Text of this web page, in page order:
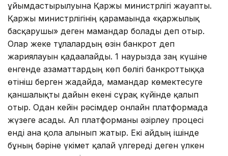
ұйымдастырылуына Қаржы министрлігі жауапты.
Қаржы министрлігінің қарамағында «қаржылық
басқарушы» деген мамандар болады деп отыр.
Олар жеке тұлғалардың өзін банкрот деп
жариялауын қадағалайды. 1 наурызда заң күшіне
енгенде азаматтардың көп бөлігі банкроттыққа
өтініш берген жағдайда, мамандар көмектесуге
қаншалықты дайын екені сұрақ күйінде қалып
отыр. Одан кейін рәсімдер онлайн платформада
жүзеге асады. Ал платформаны әзірлеу процесі
енді ғана қолға алынып жатыр. Екі айдың ішінде
бұның бәріне үкімет қалай үлгереді деген үлкен